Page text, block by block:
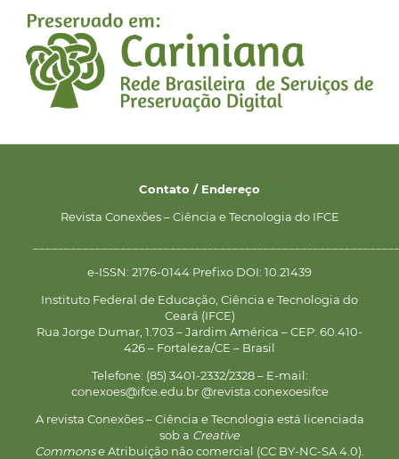
Contato / Endereço
Revista Conexões – Ciência e Tecnologia do IFCE
e-ISSN: 2176-0144 Prefixo DOI: 10.21439
Instituto Federal de Educação, Ciência e Tecnologia do
Ceará (IFCE)
Rua Jorge Dumar, 1.703 – Jardim América – CEP: 60.410-
426 – Fortaleza/CE – Brasil
Telefone: (85) 3401-2332/2328 – E-mail:
conexoes@ifce.edu.br @revista.conexoesifce
A revista Conexões – Ciência e Tecnologia está licenciada
sob a Creative
Commonse Atribuição não comercial (CC BY-NC-SA 4.0).